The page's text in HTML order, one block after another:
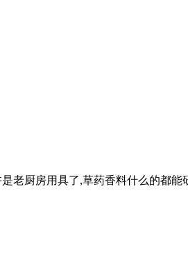
老厨房用具了,草药香料什么的都能